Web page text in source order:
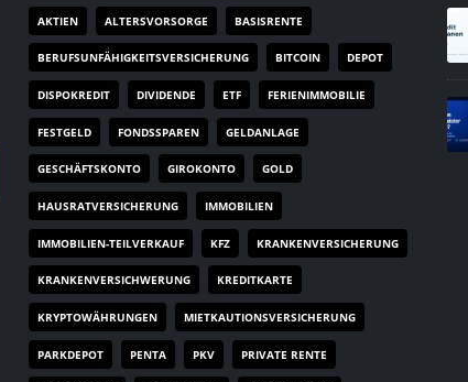
AKTIEN ALTERSVORSORGE BASISRENTE
BERUFSUNFÄHIGKEITSVERSICHERUNG BITCOIN DEPOT
DISPOKREDIT DIVIDENDE ETF FERIENIMMOBILIE
FESTGELD FONDSSPAREN GELDANLAGE
GESCHÄFTSKONTO GIROKONTO GOLD
HAUSRATVERSICHERUNG IMMOBILIEN
IMMOBILIEN-TEILVERKAUF KFZ KRANKENVERSICHERUNG
KRANKENVERSICHWERUNG KREDITKARTE
KRYPTOWÄHRUNGEN MIETKAUTIONSVERSICHERUNG
PARKDEPOT PENTA PKV PRIVATE RENTE